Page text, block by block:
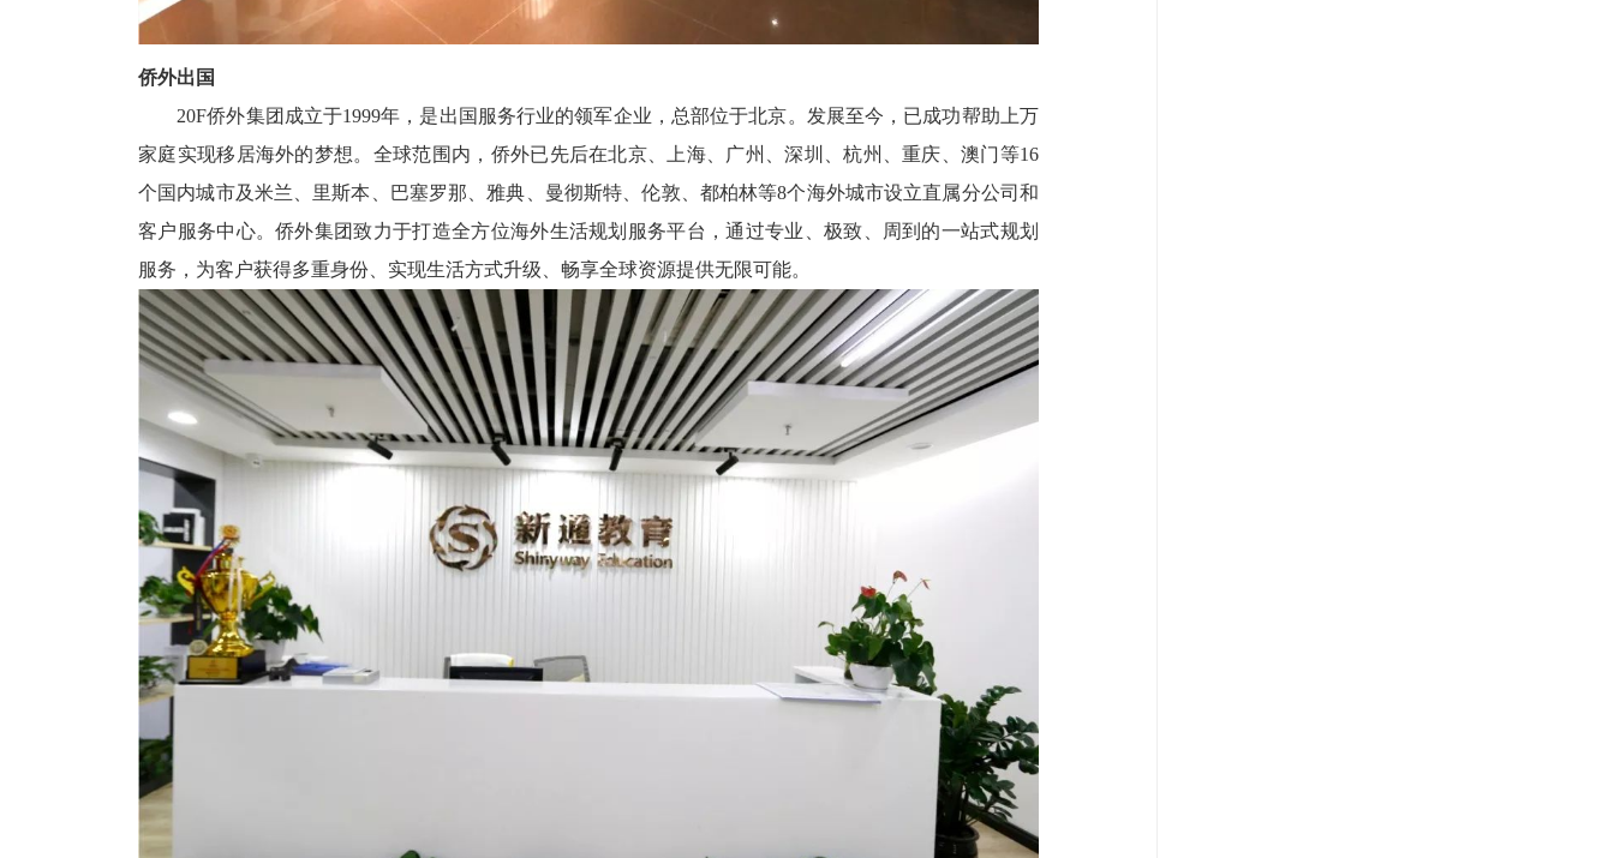
侨外出国
20F侨外集团成立于1999年，是出国服务行业的领军企业，总部位于北京。发展至今，已成功帮助上万
家庭实现移居海外的梦想。全球范围内，侨外已先后在北京、上海、广州、深圳、杭州、重庆、澳门等16
个国内城市及米兰、里斯本、巴塞罗那、雅典、曼彻斯特、伦敦、都柏林等8个海外城市设立直属分公司和
客户服务中心。侨外集团致力于打造全方位海外生活规划服务平台，通过专业、极致、周到的一站式规划
服务，为客户获得多重身份、实现生活方式升级、畅享全球资源提供无限可能。